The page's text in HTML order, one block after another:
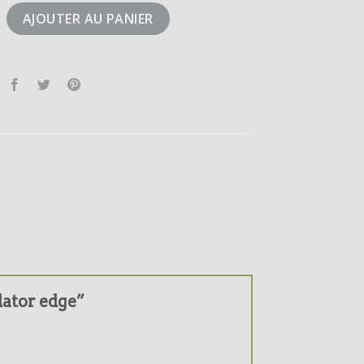
edge
AJOUTER AU PANIER
edge”